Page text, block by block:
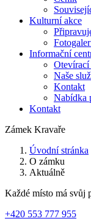
Kulturní akce
Informační
Naše
Kontakt
Nabídka
Kontakt
Zámek Kravaře
Úvodní stránka
O zámku
Aktuálně
Každé místo má svůj
+420 553 777 955